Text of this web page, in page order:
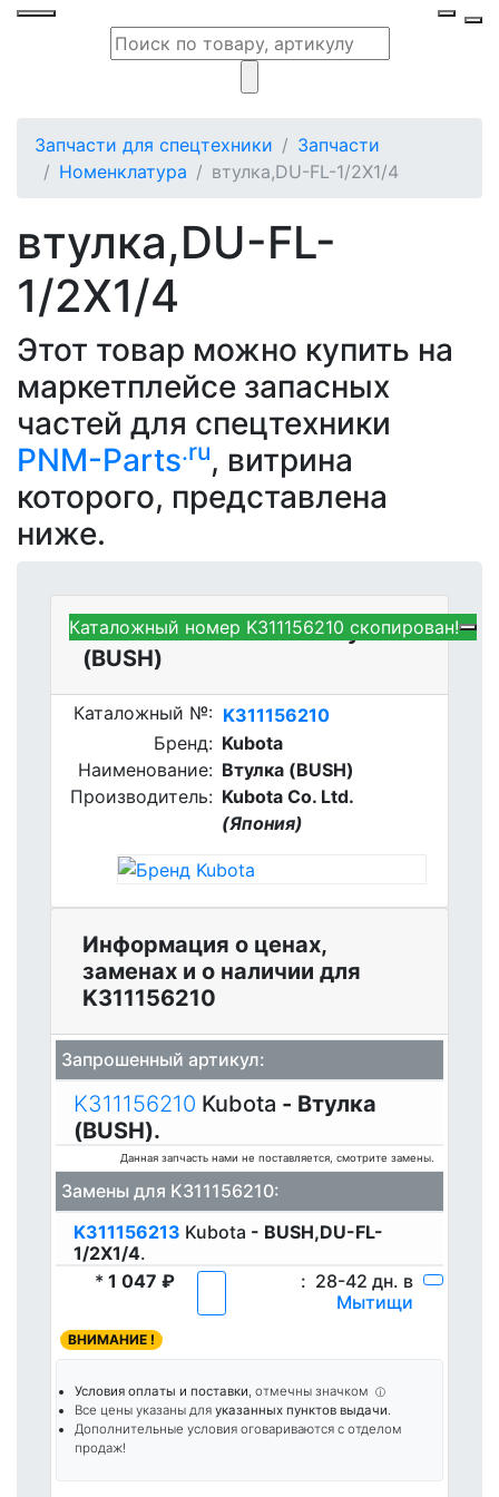
Запчасти для спецтехники
Запчасти
Номенклатура
втулка,DU-FL-1/2X1/4
втулка,DU-FL-
1/2X1/4
Этот товар можно купить на
маркетплейсе запасных
частей для спецтехники
PNM-Parts.ru, витрина
которого, представлена
ниже.
Kubota K311156210 - Втулка
(BUSH)
Каталожный №: K311156210
Бренд: Kubota
Наименование: Втулка (BUSH)
Производитель: Kubota Co. Ltd.
(Япония)
Каталожный номер K311156210 скопирован!
Информация о ценах,
заменах и о наличии для
K311156210
Запрошенный артикул:
K311156210 Kubota - Втулка
(BUSH).
Данная запчасть нами не поставляется, смотрите замены.
Замены для K311156210:
K311156213 Kubota - BUSH,DU-FL-
1/2X1/4.
* 1 047 ₽ : 28-42 дн. в
Мытищи
ВНИМАНИЕ !
Условия оплаты и поставки, отмечны значком ⓘ
Все цены указаны для указанных пунктов выдачи.
Дополнительные условия оговариваются с отделом
продаж!